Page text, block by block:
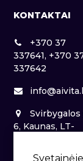
KONTAKTAI
+370 37
337641, +370
337642
Svirbygalos
6, Kaunas, LT-